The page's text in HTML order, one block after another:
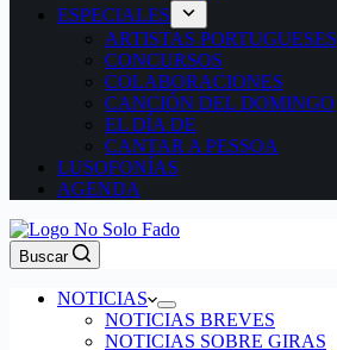
ESPECIALES
ARTISTAS PORTUGUESES
CONCURSOS
COLABORACIONES
CANCIÓN DEL DOMINGO
EL DÍA DE
CANTAR A PESSOA
LUSOFONÍAS
AGENDA
Buscar
NOTICIAS
NOTICIAS BREVES
NOTICIAS SOBRE GIRAS